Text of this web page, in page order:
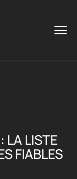
LA LISTE
FIABLES